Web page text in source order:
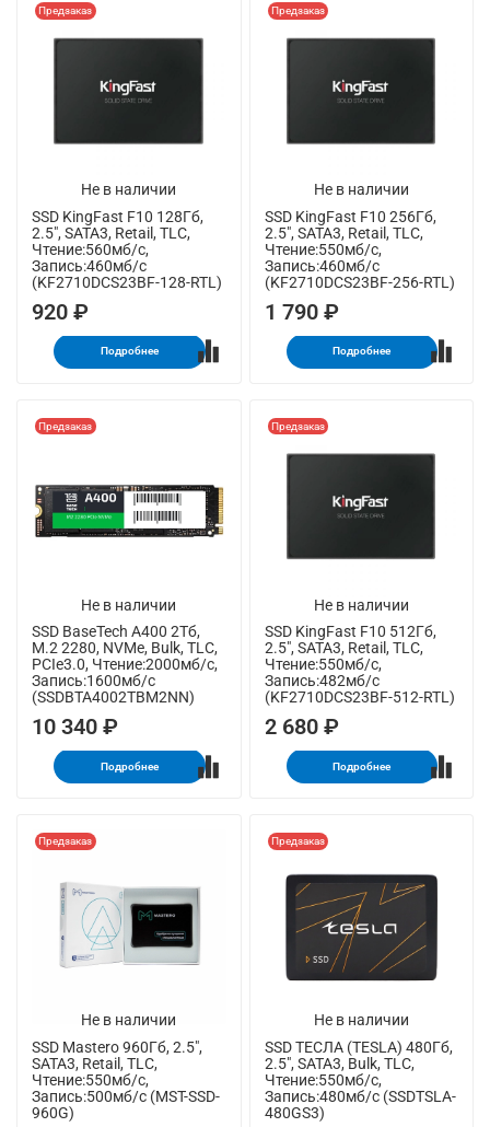
Не в наличии
Предзаказ
SSD KingFast F10 128Гб,
2.5", SATA3, Retail, TLC,
Чтение:560мб/с,
Запись:460мб/с
(KF2710DCS23BF-128-RTL)
920 ₽
Подробнее
Не в наличии
Предзаказ
SSD KingFast F10 256Гб,
2.5", SATA3, Retail, TLC,
Чтение:550мб/с,
Запись:460мб/с
(KF2710DCS23BF-256-RTL)
1 790 ₽
Подробнее
Не в наличии
Предзаказ
SSD BaseTech A400 2Тб,
M.2 2280, NVMe, Bulk, TLC,
PCIe3.0, Чтение:2000мб/с,
Запись:1600мб/с
(SSDBTA4002TBM2NN)
10 340 ₽
Подробнее
Не в наличии
Предзаказ
SSD KingFast F10 512Гб,
2.5", SATA3, Retail, TLC,
Чтение:550мб/с,
Запись:482мб/с
(KF2710DCS23BF-512-RTL)
2 680 ₽
Подробнее
Не в наличии
Предзаказ
SSD Mastero 960Гб, 2.5",
SATA3, Retail, TLC,
Чтение:550мб/с,
Запись:500мб/с (MST-SSD-
960G)
Не в наличии
Предзаказ
SSD ТЕСЛА (TESLA) 480Гб,
2.5", SATA3, Bulk, TLC,
Чтение:550мб/с,
Запись:480мб/с (SSDTSLA-
480GS3)